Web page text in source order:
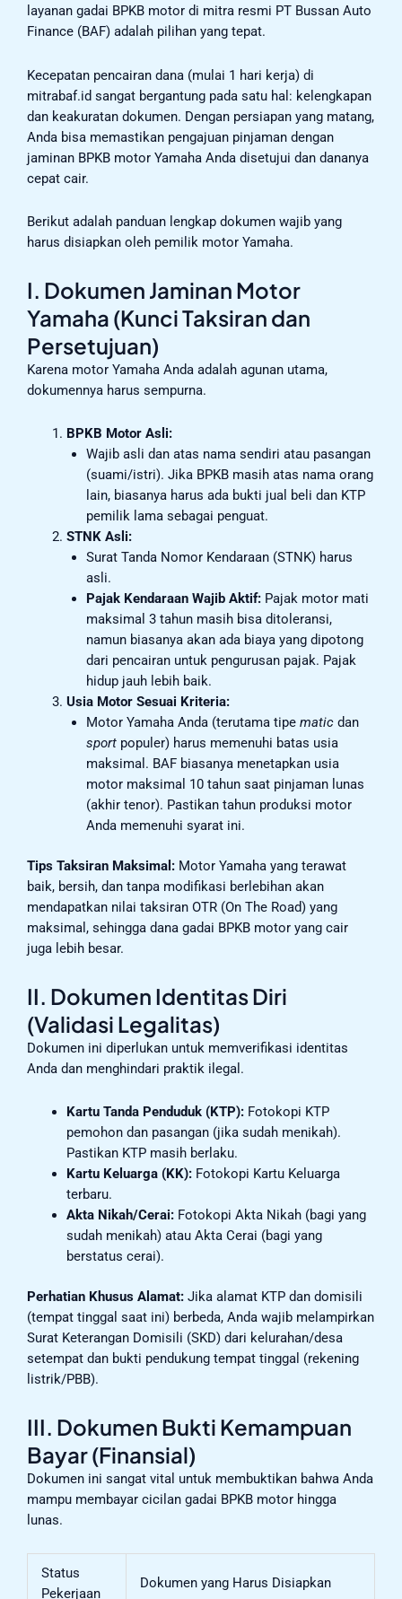
layanan gadai BPKB motor di mitra resmi PT Bussan Auto
Finance (BAF) adalah pilihan yang tepat.
Kecepatan pencairan dana (mulai 1 hari kerja) di
mitrabaf.id sangat bergantung pada satu hal: kelengkapan
dan keakuratan dokumen. Dengan persiapan yang matang,
Anda bisa memastikan pengajuan pinjaman dengan
jaminan BPKB motor Yamaha Anda disetujui dan dananya
cepat cair.
Berikut adalah panduan lengkap dokumen wajib yang
harus disiapkan oleh pemilik motor Yamaha.
I. Dokumen Jaminan Motor
Yamaha (Kunci Taksiran dan
Persetujuan)
Karena motor Yamaha Anda adalah agunan utama,
dokumennya harus sempurna.
BPKB Motor Asli:
Wajib asli dan atas nama sendiri atau pasangan
(suami/istri). Jika BPKB masih atas nama orang
lain, biasanya harus ada bukti jual beli dan KTP
pemilik lama sebagai penguat.
STNK Asli:
Surat Tanda Nomor Kendaraan (STNK) harus
asli.
Pajak Kendaraan Wajib Aktif:Pajak motor mati
maksimal 3 tahun masih bisa ditoleransi,
namun biasanya akan ada biaya yang dipotong
dari pencairan untuk pengurusan pajak. Pajak
hidup jauh lebih baik.
Usia Motor Sesuai Kriteria:
Motor Yamaha Anda (terutama tipe maticdan
sportpopuler) harus memenuhi batas usia
maksimal. BAF biasanya menetapkan usia
motor maksimal 10 tahun saat pinjaman lunas
(akhir tenor). Pastikan tahun produksi motor
Anda memenuhi syarat ini.
Tips Taksiran Maksimal: Motor Yamaha yang terawat
baik, bersih, dan tanpa modifikasi berlebihan akan
mendapatkan nilai taksiran OTR (On The Road) yang
maksimal, sehingga dana gadai BPKB motor yang cair
juga lebih besar.
II. Dokumen Identitas Diri
(Validasi Legalitas)
Dokumen ini diperlukan untuk memverifikasi identitas
Anda dan menghindari praktik ilegal.
Kartu Tanda Penduduk (KTP):Fotokopi KTP
pemohon dan pasangan (jika sudah menikah).
Pastikan KTP masih berlaku.
Kartu Keluarga (KK):Fotokopi Kartu Keluarga
terbaru.
Akta Nikah/Cerai:Fotokopi Akta Nikah (bagi yang
sudah menikah) atau Akta Cerai (bagi yang
berstatus cerai).
Perhatian Khusus Alamat: Jika alamat KTP dan domisili
(tempat tinggal saat ini) berbeda, Anda wajib melampirkan
Surat Keterangan Domisili (SKD) dari kelurahan/desa
setempat dan bukti pendukung tempat tinggal (rekening
listrik/PBB).
III. Dokumen Bukti Kemampuan
Bayar (Finansial)
Dokumen ini sangat vital untuk membuktikan bahwa Anda
mampu membayar cicilan gadai BPKB motor hingga
lunas.
Status
Pekerjaan
Dokumen yang Harus Disiapkan